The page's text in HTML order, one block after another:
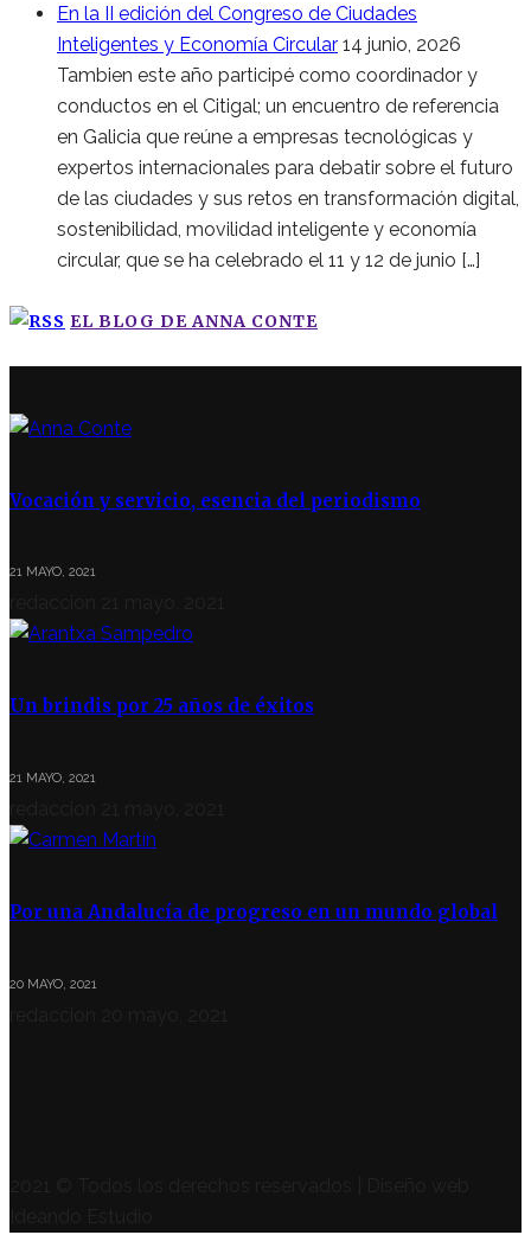
En la II edición del Congreso de Ciudades
Inteligentes y Economía Circular 14 junio, 2026
Tambien este año participé como coordinador y
conductos en el Citigal; un encuentro de referencia
en Galicia que reúne a empresas tecnológicas y
expertos internacionales para debatir sobre el futuro
de las ciudades y sus retos en transformación digital,
sostenibilidad, movilidad inteligente y economía
circular, que se ha celebrado el 11 y 12 de junio […]
EL BLOG DE ANNA CONTE
Vocación y servicio, esencia del periodismo
21 MAYO, 2021
Un brindis por 25 años de éxitos
21 MAYO, 2021
Por una Andalucía de progreso en un mundo global
20 MAYO, 2021